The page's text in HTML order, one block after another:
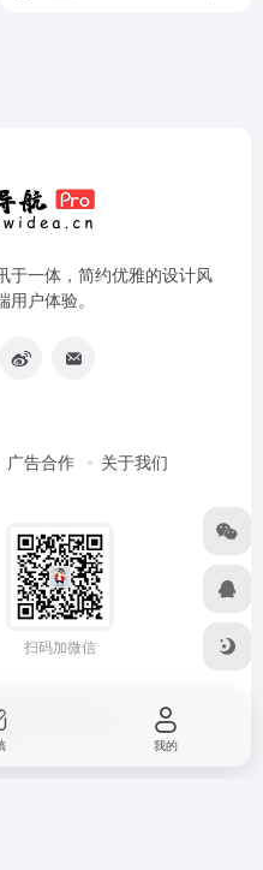
于一体，简约优雅的设计风
户体验。
广告合作 关于我们
扫码加微信
2022012591号-2
我的